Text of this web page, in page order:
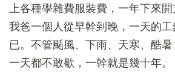
上各種學雜費服裝費，一年下來
我爸一個人從早幹到晚，一天的
已。不管颳風、下雨、天寒、酷暑
一天都不敢歇，一幹就是幾十年。